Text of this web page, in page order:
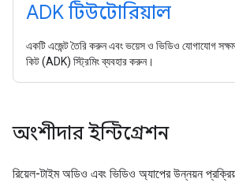
ADK টিউটোরিয়াল
একটি এজেন্ট তৈরি করুন এবং ভয়েস ও ভিডিও যোগাযোগ
কিট (ADK) স্ট্রিমিং ব্যবহার করুন।
অংশীদার ইন্টিগ্রেশন
রিয়েল-টাইম অডিও এবং ভিডিও অ্যাপের উন্নয়ন